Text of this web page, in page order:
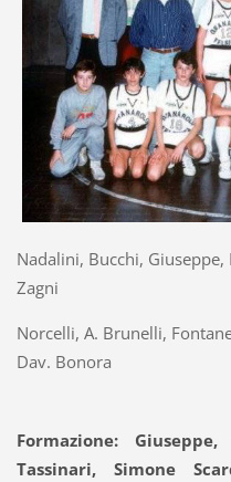
Nadalini, Bucchi,
Zagni
Norcelli, A. Brunelli,
Dav. Bonora
Formazione:
Tassinari, Simone